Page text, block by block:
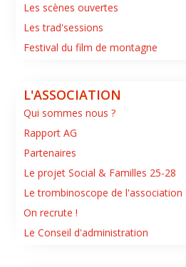
Les scènes ouvertes
Les trad'sessions
Festival du film de montagne
L'ASSOCIATION
Qui sommes nous ?
Rapport AG
Partenaires
Le projet Social & Familles 25-28
Le trombinoscope de l'association
On recrute !
Le Conseil d'administration